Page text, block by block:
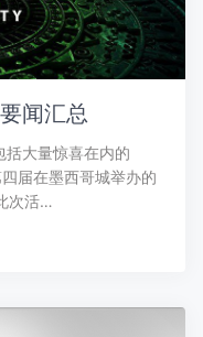
闻汇总
括大量惊喜在内的
届在墨西哥城举办的
次活…